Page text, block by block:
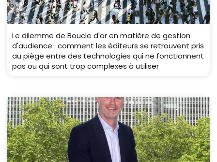
Le dilemme de Boucle d'or en matière de gestion
d'audience : comment les éditeurs se retrouvent pris
au piège entre des technologies qui ne fonctionnent
pas ou qui sont trop complexes à utiliser